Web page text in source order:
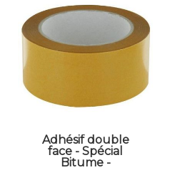
Adhésif double
face - Spécial
Bitume -